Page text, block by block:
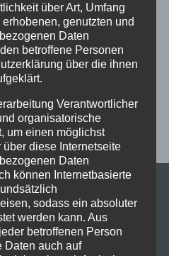
Silvester
tanzen
Tanzen lernen
Tanzschulfamilie
Workout
Zumba Kurs Übungsabend
über Art, Umfang
genutzten und
Daten
betroffene Personen
über die ihnen
Verantwortlicher
organisatorische
um einen möglichst
über diese Internetseite
Daten
können Internetbasierte
sodass ein absoluter
werden kann. Aus
betroffenen Person
Daten auch auf